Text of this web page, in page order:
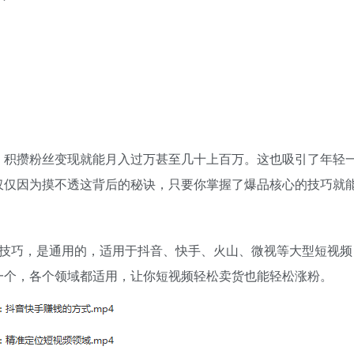
攒粉丝变现就能月入过万甚至几十上百万。这也吸引了年轻
因为摸不透这背后的秘诀，只要你掌握了爆品核心的技巧就
巧，是通用的，适用于抖音、快手、火山、微视等大型短视频
，各个领域都适用，让你短视频轻松卖货也能轻松涨粉。